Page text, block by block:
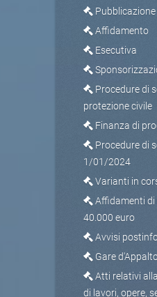
Pubblicazione
Affidamento
Esecutiva
Procedure di
protezione civile
Finanza di
Procedure di
1/01/2024
Varianti in
Affidamenti di
40.000 euro
Avvisi
Gare
Atti relativi
di lavori, opere,